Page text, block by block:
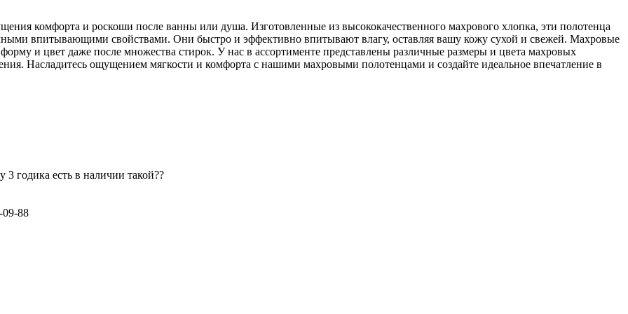
комфорта и роскоши после ванны или душа. Изготовленные из высококачественного махрового хлопка, эти полотенца
впитывающими свойствами. Они быстро и эффективно впитывают влагу, оставляя вашу кожу сухой и свежей. Махровые
и цвет даже после множества стирок. У нас в ассортименте представлены различные размеры и цвета махровых
Насладитесь ощущением мягкости и комфорта с нашими махровыми полотенцами и создайте идеальное впечатление в
3 годика есть в наличии такой??
09-88